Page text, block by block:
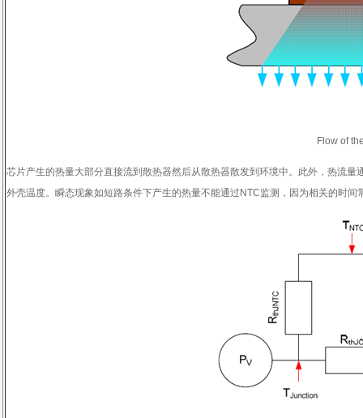
Flow of
芯片产生的热量大部分直接流到散热器然后从散热器散发到环境中。此外，热流量
外壳温度。瞬态现象如短路条件下产生的热量不能通过 NTC监测，因为相关的时间